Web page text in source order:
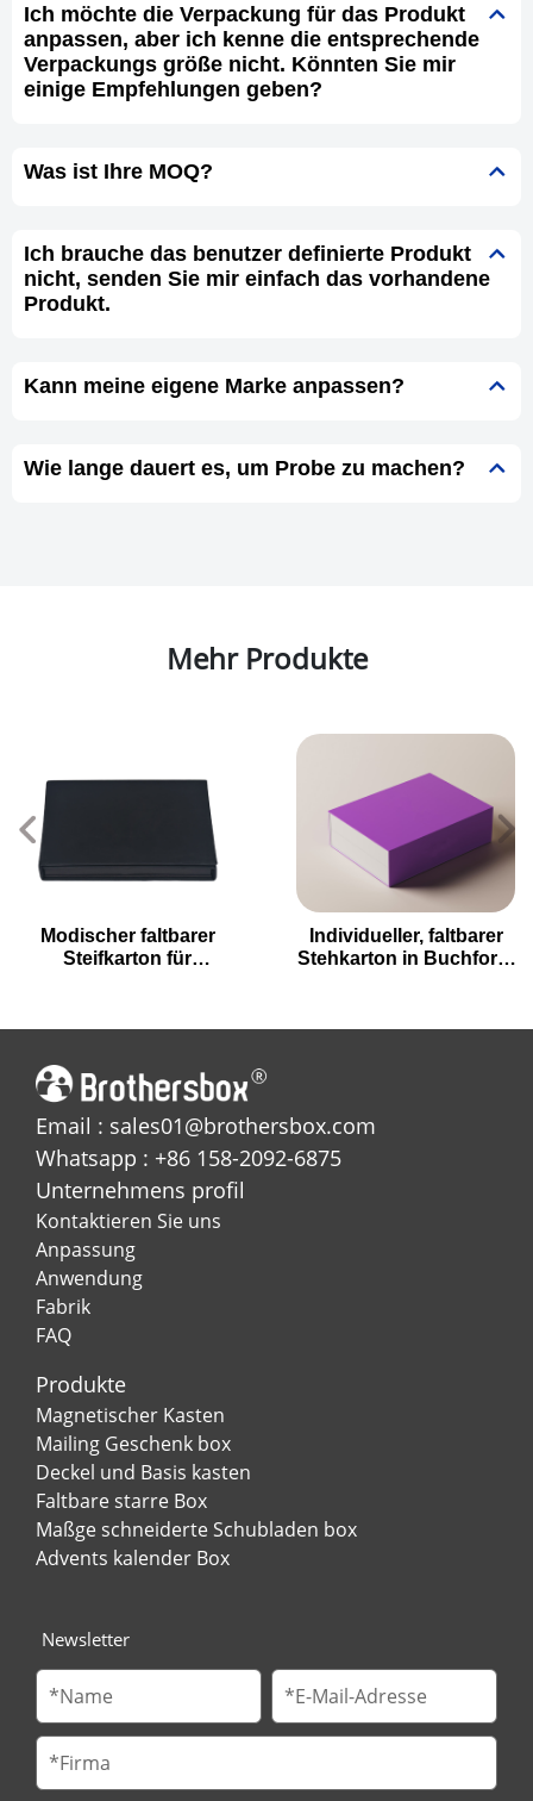
Ich möchte die Verpackung für das Produkt
anpassen, aber ich kenne die entsprechende
Verpackungs größe nicht. Könnten Sie mir
einige Empfehlungen geben?
Was ist Ihre MOQ?
Ich brauche das benutzer definierte Produkt
nicht, senden Sie mir einfach das vorhandene
Produkt.
Kann meine eigene Marke anpassen?
Wie lange dauert es, um Probe zu machen?
Mehr Produkte
Modischer faltbarer
Steifkarton für
Individueller, faltbarer
Stehkarton in Buchform
Email : sales01@brothersbox.com
Whatsapp : +86 158-2092-6875
Unternehmens profil
Kontaktieren Sie uns
Anpassung
Anwendung
Fabrik
FAQ
Produkte
Magnetischer Kasten
Mailing Geschenk box
Deckel und Basis kasten
Faltbare starre Box
Maßge schneiderte Schubladen box
Advents kalender Box
Newsletter